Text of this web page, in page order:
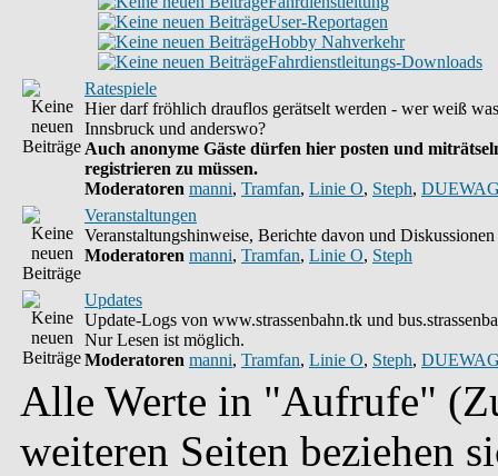
User-Reportagen
Hobby Nahverkehr
Fahrdienstleitungs-Downloads
Ratespiele
Hier darf fröhlich drauflos gerätselt werden - wer weiß
Innsbruck und anderswo?
Auch anonyme Gäste dürfen hier posten und
registrieren zu müssen.
Moderatoren manni, Tramfan, Linie O, Steph,
Veranstaltungen
Veranstaltungshinweise, Berichte davon und Diskussionen
Moderatoren manni, Tramfan, Linie O, Steph
Updates
Update-Logs von www.strassenbahn.tk und
Nur Lesen ist möglich.
Moderatoren manni, Tramfan, Linie O, Steph,
Alle Werte in "Aufrufe"
weiteren Seiten beziehen